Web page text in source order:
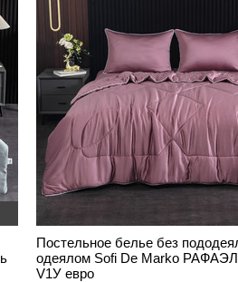
Постельное белье без
одеялом Sofi De Marko
V1У евро